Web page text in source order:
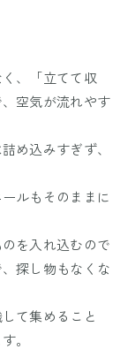
、「立てて収
空気が流れやす
め込みすぎず、
ルもそのままに
を入れ込むので
探し物もなくな
て集めること
。